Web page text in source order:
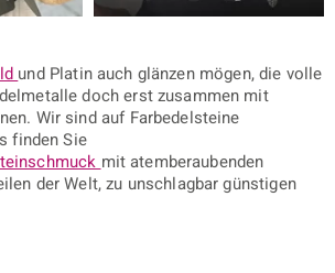
und Platin auch glänzen mögen, die volle
doch erst zusammen mit
Wir sind auf Farbedelsteine
finden Sie
mit atemberaubenden
der Welt, zu unschlagbar günstigen